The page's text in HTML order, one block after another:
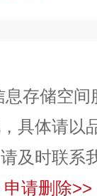
存储空
具体请以
及时联系
申请删除>>